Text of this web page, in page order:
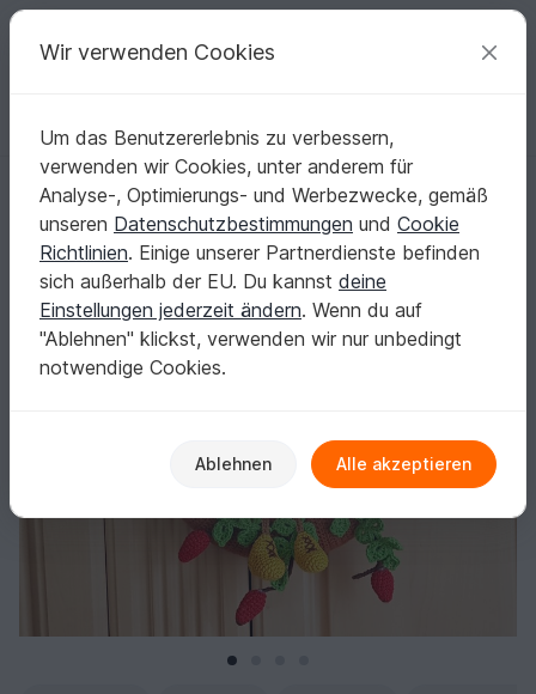
Deine kreativen Ideen
Deutsch | € (EUR) einloggen Kostenlos registrieren
Startseite Häkeln Haus & Deko Türkränze
Häkelanleitung für einen herbstlichen Eulen-Türkranz
Häkelanleitung für einen herbstlichen Eulen-
Türkranz
Wir verwenden Cookies
Um das Benutzererlebnis zu verbessern,
verwenden wir Cookies, unter anderem für
Analyse-, Optimierungs- und Werbezwecke, gemäß
unseren Datenschutzbestimmungen und Cookie
Richtlinien. Einige unserer Partnerdienste befinden
sich außerhalb der EU. Du kannst deine
Einstellungen jederzeit ändern. Wenn du auf
"Ablehnen" klickst, verwenden wir nur unbedingt
notwendige Cookies.
Ablehnen Alle akzeptieren